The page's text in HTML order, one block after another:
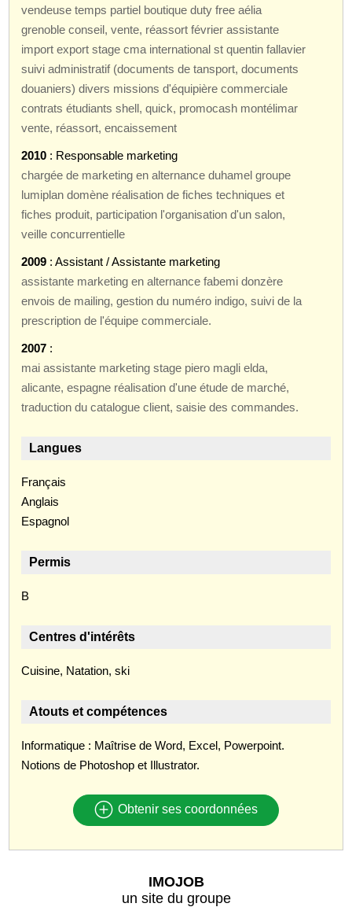
vendeuse temps partiel boutique duty free aélia
grenoble conseil, vente, réassort février assistante
import export stage cma international st quentin fallavier
suivi administratif (documents de tansport, documents
douaniers) divers missions d'équipière commerciale
contrats étudiants shell, quick, promocash montélimar
vente, réassort, encaissement
2010 : Responsable marketing
chargée de marketing en alternance duhamel groupe
lumiplan domène réalisation de fiches techniques et
fiches produit, participation l'organisation d'un salon,
veille concurrentielle
2009 : Assistant / Assistante marketing
assistante marketing en alternance fabemi donzère
envois de mailing, gestion du numéro indigo, suivi de la
prescription de l'équipe commerciale.
2007 :
mai assistante marketing stage piero magli elda,
alicante, espagne réalisation d'une étude de marché,
traduction du catalogue client, saisie des commandes.
Langues
Français
Anglais
Espagnol
Permis
B
Centres d'intérêts
Cuisine, Natation, ski
Atouts et compétences
Informatique : Maîtrise de Word, Excel, Powerpoint.
Notions de Photoshop et Illustrator.
Obtenir ses coordonnées
IMOJOB
un site du groupe